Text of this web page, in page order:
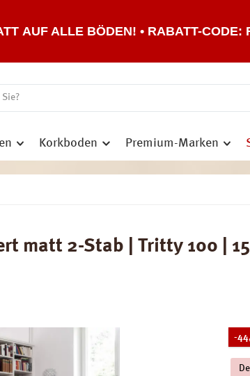
AUF ALLE BÖDEN! • RABATT-CODE:
Korkboden Premium-Marken
matt 2-Stab | Tritty 100 |
-